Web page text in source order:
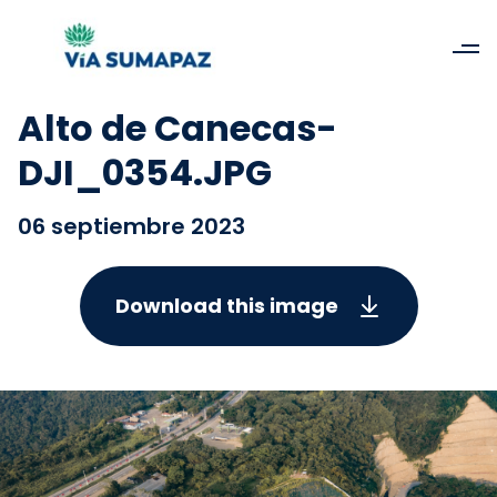
Alto de Canecas-
DJI_0354.JPG
06 septiembre 2023
Download this image